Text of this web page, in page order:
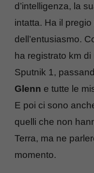
d’intelligenza, la
intatta. Ha il
dell’entusiasmo.
ha registrato km
Sputnik 1,
Glenn e tutte le
E poi ci sono
quelli che non
Terra, ma ne
momento.